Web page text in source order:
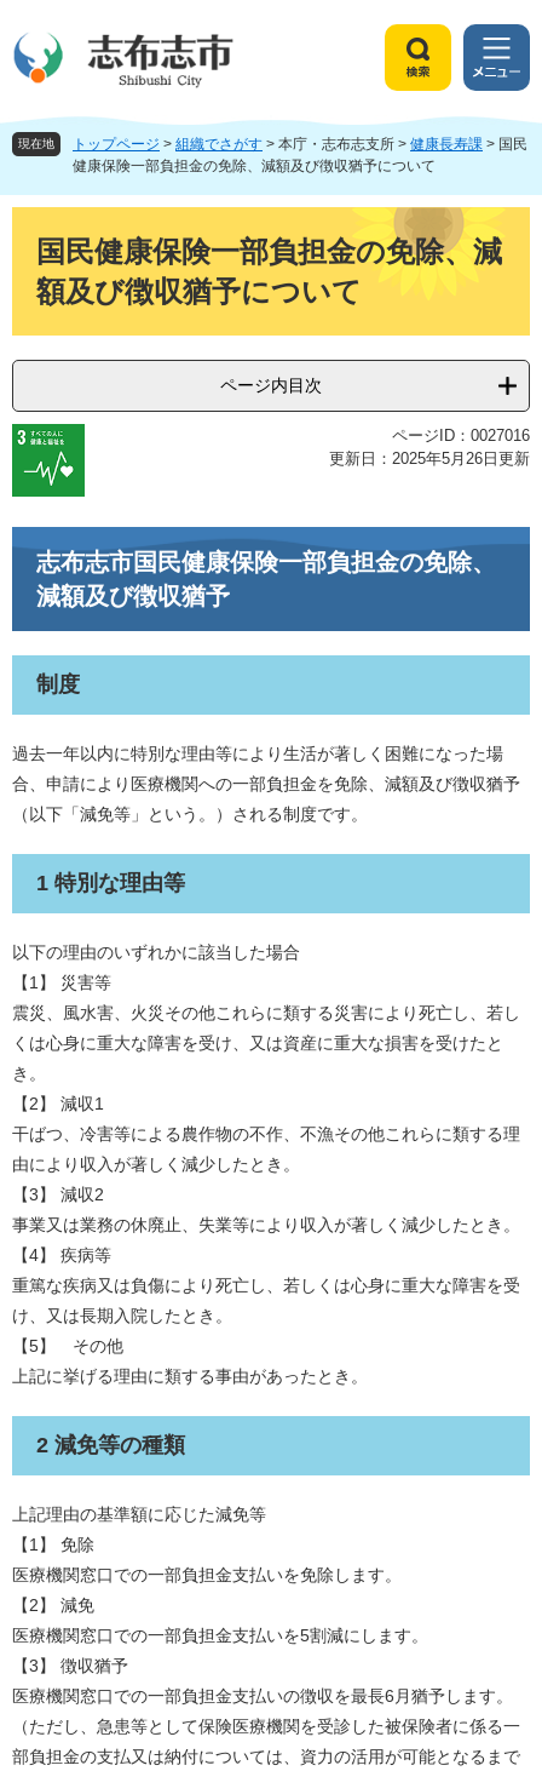
ジ
頭
ュ
飛
索
メ
ニ
ュ
ー
現在地 トップページ > 組織でさがす > 本庁・志布志支所 > 健康長寿課 > 国民
健康保険一部負担金の免除、減額及び徴収猶予について
国民健康保険一部負担金の免除、減
額及び徴収猶予について
ページ内目次
ページID：0027016
更新日：2025年5月26日更新
志布志市国民健康保険一部負担金の免除、
減額及び徴収猶予
制度
過去一年以内に特別な理由等により生活が著しく困難になった場
合、申請により医療機関への一部負担金を免除、減額及び徴収猶予
（以下「減免等」という。）される制度です。
1 特別な理由等
以下の理由のいずれかに該当した場合
【1】 災害等
震災、風水害、火災その他これらに類する災害により死亡し、若し
くは心身に重大な障害を受け、又は資産に重大な損害を受けたと
き。
【2】 減収1
干ばつ、冷害等による農作物の不作、不漁その他これらに類する理
由により収入が著しく減少したとき。
【3】 減収2
事業又は業務の休廃止、失業等により収入が著しく減少したとき。
【4】 疾病等
重篤な疾病又は負傷により死亡し、若しくは心身に重大な障害を受
け、又は長期入院したとき。
【5】 その他
上記に挙げる理由に類する事由があったとき。
2 減免等の種類
上記理由の基準額に応じた減免等
【1】 免除
医療機関窓口での一部負担金支払いを免除します。
【2】 減免
医療機関窓口での一部負担金支払いを5割減にします。
【3】 徴収猶予
医療機関窓口での一部負担金支払いの徴収を最長6月猶予します。
（ただし、急患等として保険医療機関を受診した被保険者に係る一
部負担金の支払又は納付については、資力の活用が可能となるまで